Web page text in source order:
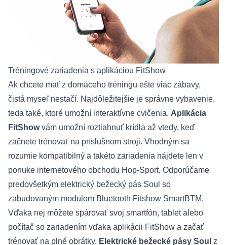
Tréningové zariadenia s aplikáciou FitShow
Ak chcete mať z domáceho tréningu ešte viac zábavy,
čistá myseľ nestačí. Najdôležitejšie je správne vybavenie,
teda také, ktoré umožní interaktívne cvičenia. Aplikácia
FitShowvám umožní roztiahnuť krídla až vtedy, keď
začnete trénovať na príslušnom stroji. Vhodným sa
rozumie kompatibilný a takéto zariadenia nájdete len v
ponuke internetového obchodu Hop-Sport. Odporúčame
predovšetkým elektrický bežecký pás Soul so
zabudovaným modulom Bluetooth Fitshow SmartBTM.
Vďaka nej môžete spárovať svoj smartfón, tablet alebo
počítač so zariadením vďaka aplikácii FitShow a začať
trénovať na plné obrátky. Elektrické bežecké pásy Soul z